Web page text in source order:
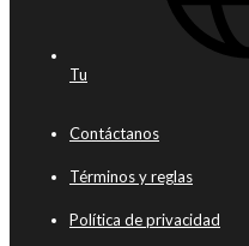
Tu
Contáctanos
Términos y reglas
Política de privacidad